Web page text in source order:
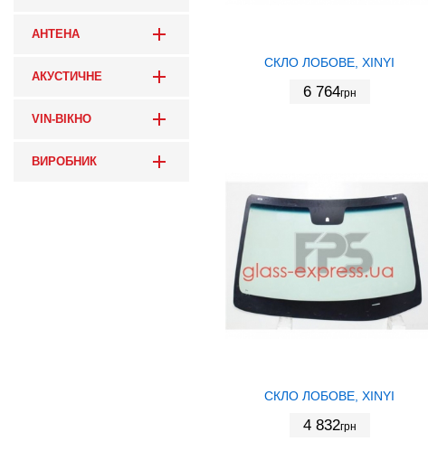
АНТЕНА
АКУСТИЧНЕ
VIN-ВІКНО
ВИРОБНИК
СКЛО ЛОБОВЕ, XINYI
6 764грн
СКЛО ЛОБОВЕ, XINYI
4 832грн